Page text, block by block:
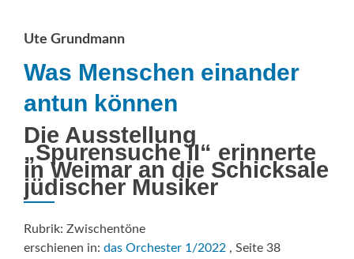
Ute Grundmann
Was Menschen einander
antun können
Die Ausstellung
„Spurensuche II“ erinnerte
in Weimar an die Schicksale
jüdischer Musiker
Rubrik: Zwischentöne
erschienen in: das Orchester 1/2022 , Seite 38